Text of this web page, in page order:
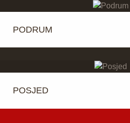
PODRUM
POSJED